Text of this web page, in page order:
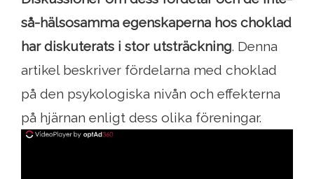
så-hälsosamma egenskaperna hos choklad
har diskuterats i stor utsträckning. Denna
artikel beskriver fördelarna med choklad
på den psykologiska nivån och effekterna
på hjärnan enligt dess olika föreningar.